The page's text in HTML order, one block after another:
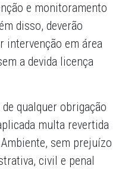
e monitoramento
disso, deverão
intervenção em área
a devida licença
qualquer obrigação
multa revertida
sem prejuízo
civil e penal